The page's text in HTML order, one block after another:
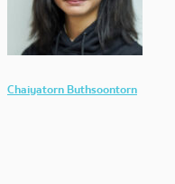
Chaiyatorn Buthsoontorn